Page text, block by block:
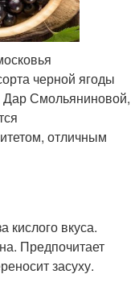
черной ягоды
Дар Смольяниновой,
отличным
кислого вкуса.
Предпочитает
засуху.